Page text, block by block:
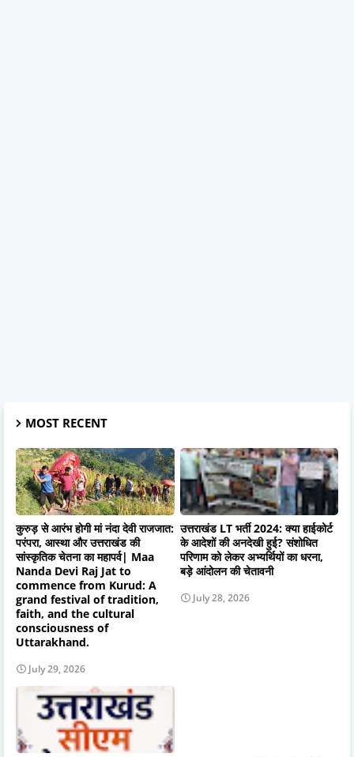
MOST RECENT
कुरुड़ से आरंभ होगी मां नंदा देवी राजजात:
परंपरा, आस्था और उत्तराखंड की
सांस्कृतिक चेतना का महापर्व| Maa
Nanda Devi Raj Jat to
commence from Kurud: A
grand festival of tradition,
faith, and the cultural
consciousness of
Uttarakhand.
July 29, 2026
उत्तराखंड LT भर्ती 2024: क्या हाईकोर्ट
के आदेशों की अनदेखी हुई? संशोधित
परिणाम को लेकर अभ्यर्थियों का धरना,
बड़े आंदोलन की चेतावनी
July 28, 2026